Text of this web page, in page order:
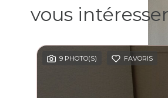
vous intéresser
9 PHOTO(S) FAVORIS